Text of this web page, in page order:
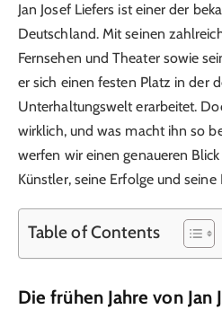
Jan Josef Liefers ist einer der
Deutschland. Mit seinen
Fernsehen und Theater sowie
er sich einen festen Platz in der
Unterhaltungswelt erarbeitet.
wirklich, und was macht ihn so
werfen wir einen genaueren
Künstler, seine Erfolge und seine
Table of Contents
Die frühen Jahre von Jan